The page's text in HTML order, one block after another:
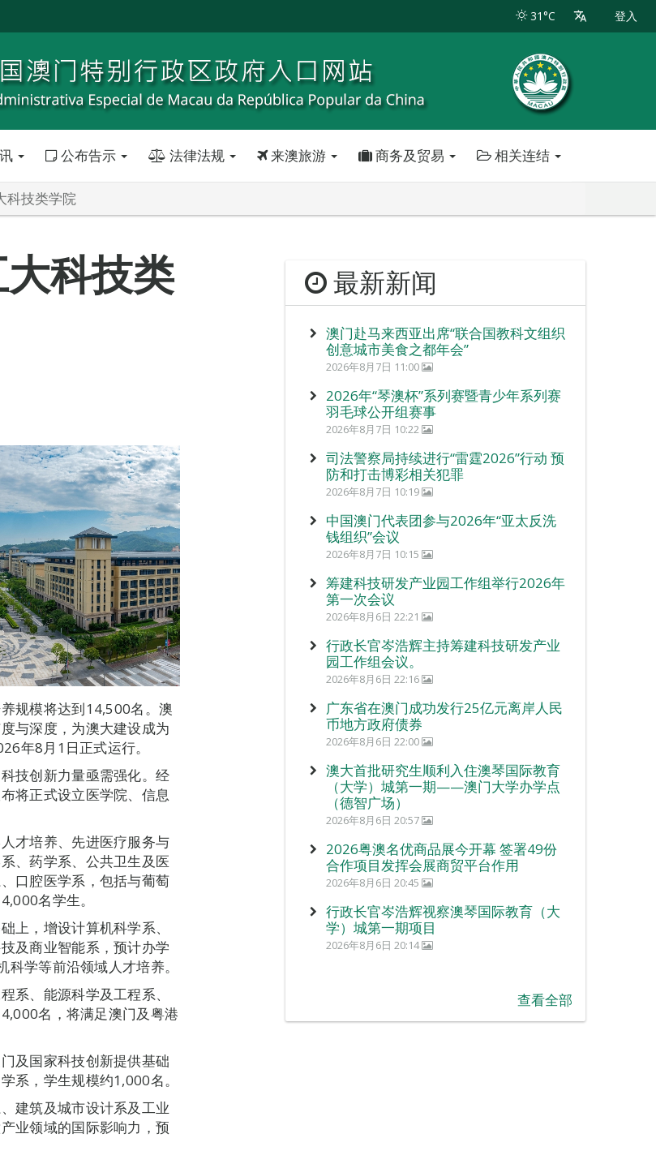
31°C 登入
公布告示 法律法规 来澳旅游 商务及贸易 相关连结
科技类学院
科技类
规模将达到14,500名。澳
与深度，为澳大建设成为
年8月1日正式运行。
技创新力量亟需强化。经
将正式设立医学院、信息
才培养、先进医疗服务与
、药学系、公共卫生及医
口腔医学系，包括与葡萄
名学生。
上，增设计算机科学系、
及商业智能系，预计办学
学等前沿领域人才培养。
系、能源科学及工程系、
名，将满足澳门及粤港
及国家科技创新提供基础
系，学生规模约1,000名。
建筑及城市设计系及工业
业领域的国际影响力，预
最新新闻
澳门赴马来西亚出席“联合国教科文组织
创意城市美食之都年会”
2026年8月7日 11:00
2026年“琴澳杯”系列赛暨青少年系列赛
羽毛球公开组赛事
2026年8月7日 10:22
司法警察局持续进行“雷霆2026”行动 预
防和打击博彩相关犯罪
2026年8月7日 10:19
中国澳门代表团参与2026年“亚太反洗
钱组织”会议
2026年8月7日 10:15
筹建科技研发产业园工作组举行2026年
第一次会议
2026年8月6日 22:21
行政长官岑浩辉主持筹建科技研发产业
园工作组会议。
2026年8月6日 22:16
广东省在澳门成功发行25亿元离岸人民
币地方政府债券
2026年8月6日 22:00
澳大首批研究生顺利入住澳琴国际教育
（大学）城第一期——澳门大学办学点
（德智广场）
2026年8月6日 20:57
2026粤澳名优商品展今开幕 签署49份
合作项目发挥会展商贸平台作用
2026年8月6日 20:45
行政长官岑浩辉视察澳琴国际教育（大
学）城第一期项目
2026年8月6日 20:14
查看全部